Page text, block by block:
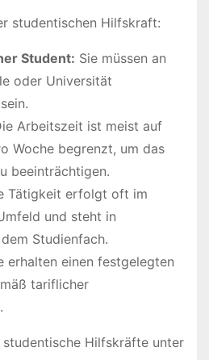
studentischen Hilfskraft:
Student: Sie müssen an
oder Universität
Arbeitszeit ist meist auf
Woche begrenzt, um das
beeinträchtigen.
Tätigkeit erfolgt oft im
und steht in
Studienfach.
erhalten einen festgelegten
tariflicher
studentische Hilfskräfte unter